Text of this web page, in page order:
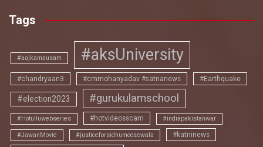
Tags
#aajkamausam #aksUniversity
#chandryaan3 #cmmohanyadav #satnanews #Earthquake
#election2023 #gurukulamschool
#Hotulluwebseries #hotvideosscam #indiapakistanwar
#JawanMovie #justiceforsidhumoosewala #katninews